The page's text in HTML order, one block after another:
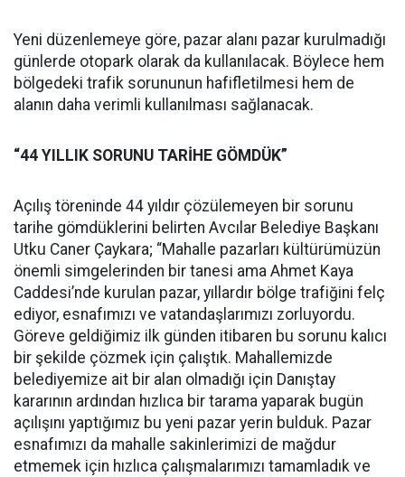
Yeni düzenlemeye göre, pazar alanı pazar kurulmadığı
günlerde otopark olarak da kullanılacak. Böylece hem
bölgedeki trafik sorununun hafifletilmesi hem de
alanın daha verimli kullanılması sağlanacak.
“44 YILLIK SORUNU TARİHE GÖMDÜK”
Açılış töreninde 44 yıldır çözülemeyen bir sorunu
tarihe gömdüklerini belirten Avcılar Belediye Başkanı
Utku Caner Çaykara; “Mahalle pazarları kültürümüzün
önemli simgelerinden bir tanesi ama Ahmet Kaya
Caddesi’nde kurulan pazar, yıllardır bölge trafiğini felç
ediyor, esnafımızı ve vatandaşlarımızı zorluyordu.
Göreve geldiğimiz ilk günden itibaren bu sorunu kalıcı
bir şekilde çözmek için çalıştık. Mahallemizde
belediyemize ait bir alan olmadığı için Danıştay
kararının ardından hızlıca bir tarama yaparak bugün
açılışını yaptığımız bu yeni pazar yerin bulduk. Pazar
esnafımızı da mahalle sakinlerimizi de mağdur
etmemek için hızlıca çalışmalarımızı tamamladık ve